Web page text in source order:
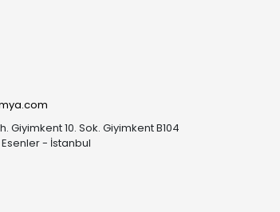
Giyimkent 10. Sok. Giyimkent B104
Esenler - İstanbul